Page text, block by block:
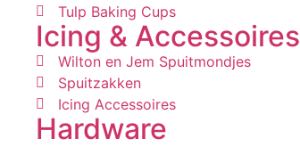
Tulp Baking Cups
Icing & Accessoires
Wilton en Jem Spuitmondjes
Spuitzakken
Icing Accessoires
Hardware